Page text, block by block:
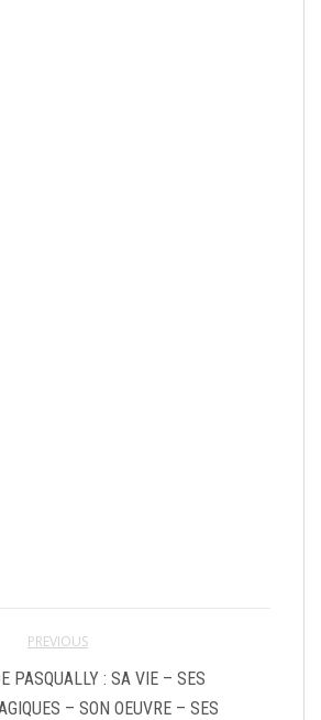
PREVIOUS
PASQUALLY : SA VIE – SES
– SON OEUVRE – SES